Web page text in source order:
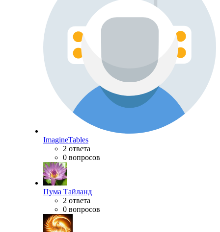
ImagineTables
2 ответа
0 вопросов
Пума Тайланд
2 ответа
0 вопросов